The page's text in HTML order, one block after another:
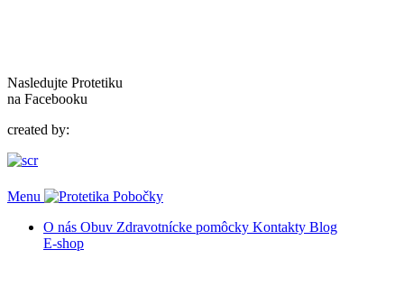
Nasledujte Protetiku
na Facebooku
created by:
Menu
Pobočky
O nás Obuv Zdravotnícke pomôcky Kontakty Blog
E-shop